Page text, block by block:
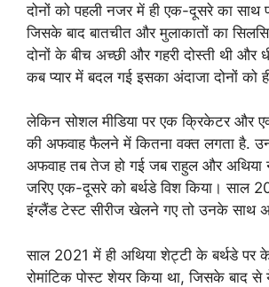
दोनों को पहली नजर में ही एक-दूसरे का
जिसके बाद बातचीत और मुलाकातों का
दोनों के बीच अच्छी और गहरी दोस्ती थी और
कब प्यार में बदल गई इसका अंदाजा दोनों को
लेकिन सोशल मीडिया पर एक क्रिकेटर और
की अफवाह फैलने में कितना वक्त लगता है.
अफवाह तब तेज हो गई जब राहुल और अथिया
जरिए एक-दूसरे को बर्थडे विश किया। साल
इंग्लैंड टेस्ट सीरीज खेलने गए तो उनके साथ
साल 2021 में ही अथिया शेट्टी के बर्थडे पर
रोमांटिक पोस्ट शेयर किया था, जिसके बाद से